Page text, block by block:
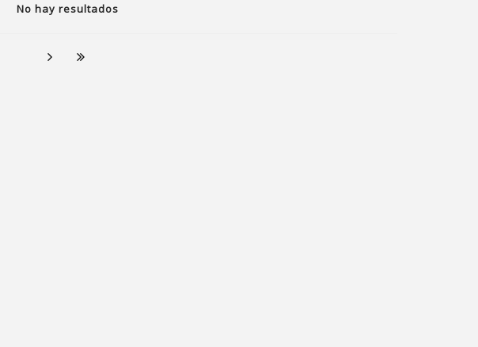
No hay resultados